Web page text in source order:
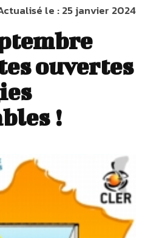
le :25 janvier 2024
ouvertes
!